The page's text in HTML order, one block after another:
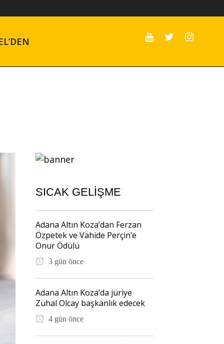
SICAK GELIŞME
Adana Altın Koza’dan Ferzan
Özpetek ve Vahide Perçin’e
Onur Ödülü
3 gün önce
Adana Altın Koza’da jüriye
Zuhal Olcay başkanlık edecek
4 gün önce